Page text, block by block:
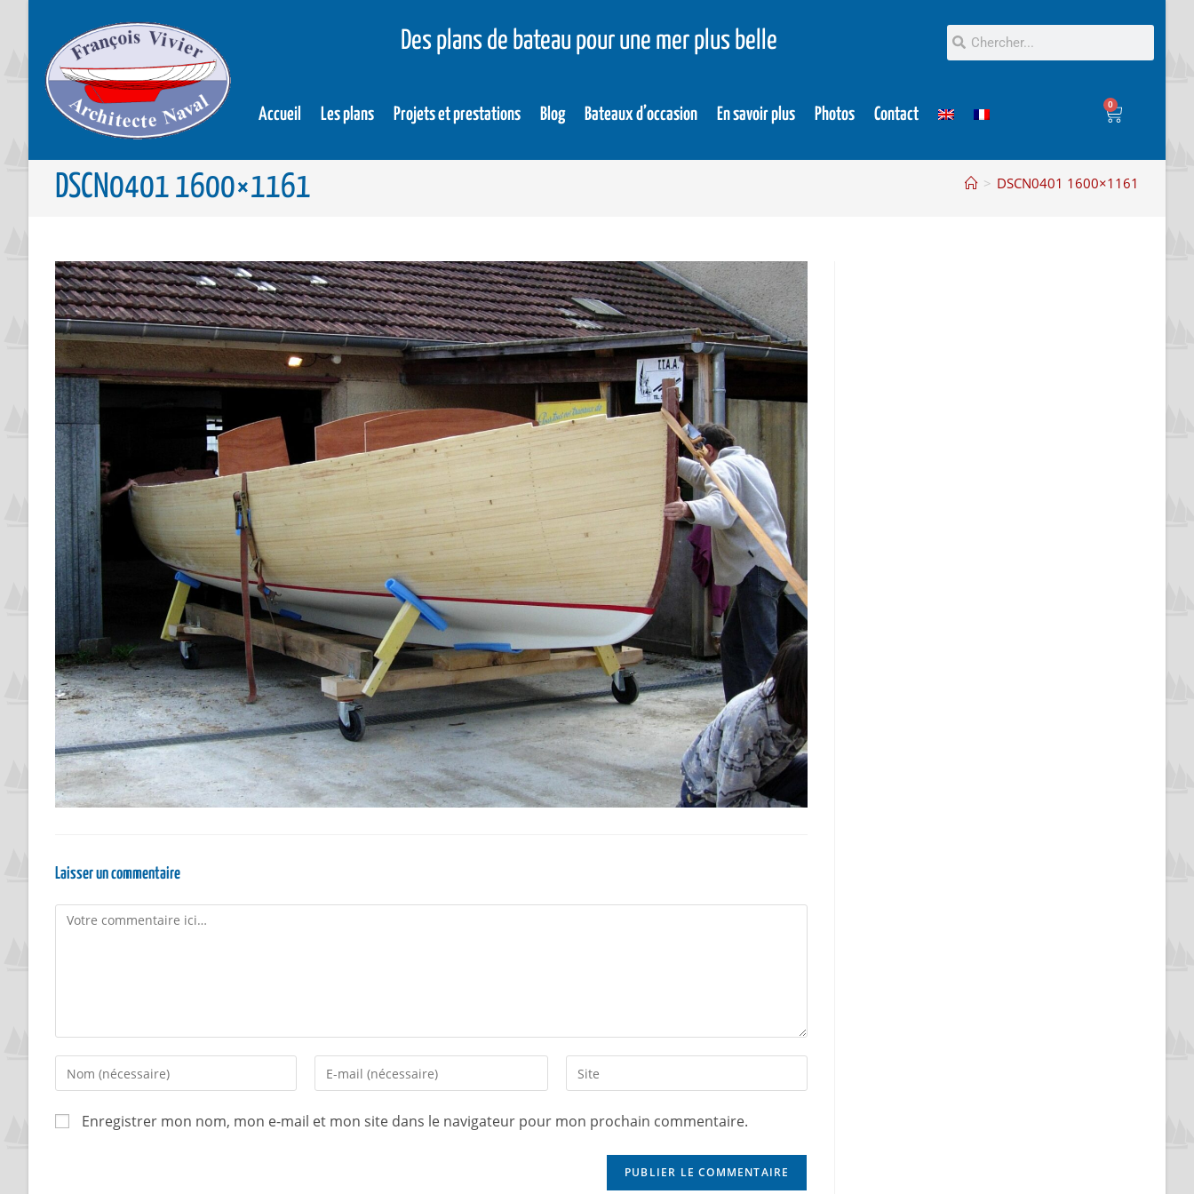
Des plans de bateau pour une mer plus belle
Accueil Les plans Projets et prestations Blog Bateaux d’occasion En savoir plus Photos Contact
0
DSCN0401 1600×1161 > DSCN0401 1600×1161
Laisser un commentaire
Enregistrer mon nom, mon e-mail et mon site dans le navigateur pour mon prochain commentaire.